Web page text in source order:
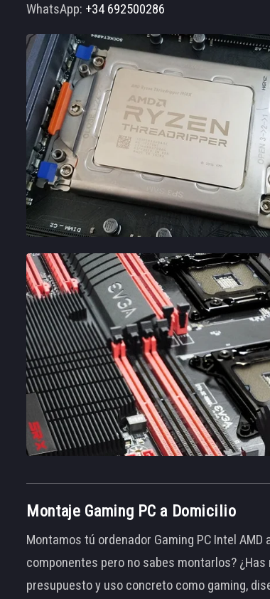
WhatsApp: +34 692500286
Montaje Gaming PC a Domicilio
Montamos tú ordenador Gaming PC Intel
componentes pero no sabes montarlos?
presupuesto y uso concreto como gaming,